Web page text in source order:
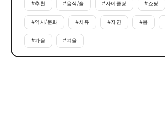
#추천 #음식/술 #사이클링 #쇼핑
#역사/문화 #치유 #자연 #봄
#가을 #겨울